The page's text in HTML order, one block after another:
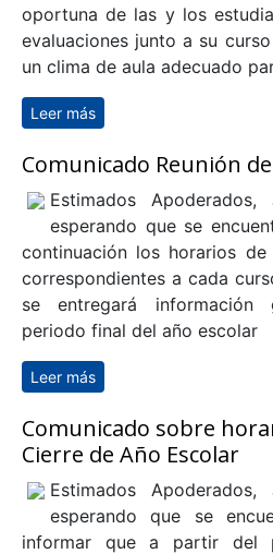
oportuna de las y los
evaluaciones junto a su
un clima de aula adecuado
Leer más
Comunicado Reunión
Estimados
esperando que se
continuación los horarios de
correspondientes a cada
se entregará información
periodo final del año escolar
Leer más
Comunicado sobre
Cierre de Año Escolar
Estimados
esperando que se
informar que a partir del